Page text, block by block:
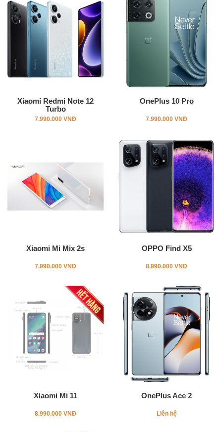
Xiaomi Redmi Note 12
Turbo
7.990.000 VNĐ
OnePlus 10 Pro
7.990.000 VNĐ
Xiaomi Mi Mix 2s
7.990.000 VNĐ
OPPO Find X5
8.990.000 VNĐ
Xiaomi Mi 11
8.990.000 VNĐ
OnePlus Ace 2
Liên hệ